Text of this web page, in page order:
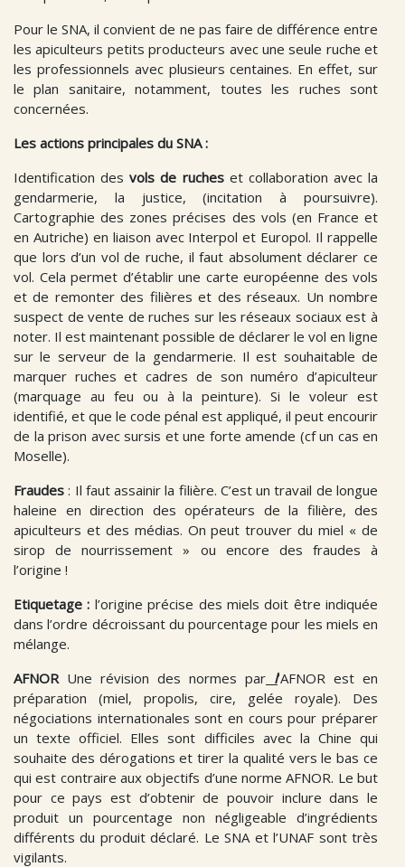
Pour le SNA, il convient de ne pas faire de différence entre
les apiculteurs petits producteurs avec une seule ruche et
les professionnels avec plusieurs centaines. En effet, sur
le plan sanitaire, notamment, toutes les ruches sont
concernées.
Les actions principales du SNA :
Identification desvols de rucheset collaboration avec la
gendarmerie, la justice, (incitation à poursuivre).
Cartographie des zones précises des vols (en France et
en Autriche) en liaison avec Interpol et Europol. Il rappelle
que lors d’un vol de ruche, il faut absolument déclarer ce
vol. Cela permet d’établir une carte européenne des vols
et de remonter des filières et des réseaux. Un nombre
suspect de vente de ruches sur les réseaux sociaux est à
noter. Il est maintenant possible de déclarer le vol en ligne
sur le serveur de la gendarmerie. Il est souhaitable de
marquer ruches et cadres de son numéro d’apiculteur
(marquage au feu ou à la peinture). Si le voleur est
identifié, et que le code pénal est appliqué, il peut encourir
de la prison avec sursis et une forte amende (cf un cas en
Moselle).
Fraudes: Il faut assainir la filière. C’est un travail de longue
haleine en direction des opérateurs de la filière, des
apiculteurs et des médias. On peut trouver du miel « de
sirop de nourrissement » ou encore des fraudes à
l’origine !
Etiquetage : l’origine précise des miels doit être indiquée
dans l’ordre décroissant du pourcentage pour les miels en
mélange.
AFNOR Une révision des normes par l’AFNOR est en
préparation (miel, propolis, cire, gelée royale). Des
négociations internationales sont en cours pour préparer
un texte officiel. Elles sont difficiles avec la Chine qui
souhaite des dérogations et tirer la qualité vers le bas ce
qui est contraire aux objectifs d’une norme AFNOR. Le but
pour ce pays est d’obtenir de pouvoir inclure dans le
produit un pourcentage non négligeable d’ingrédients
différents du produit déclaré. Le SNA et l’UNAF sont très
vigilants.